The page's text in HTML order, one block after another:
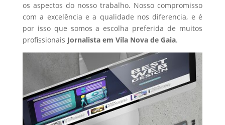
os aspectos do nosso trabalho. Nosso compromisso
com a excelência e a qualidade nos diferencia, e é
por isso que somos a escolha preferida de muitos
profissionais Jornalistaem Vila Nova de Gaia.